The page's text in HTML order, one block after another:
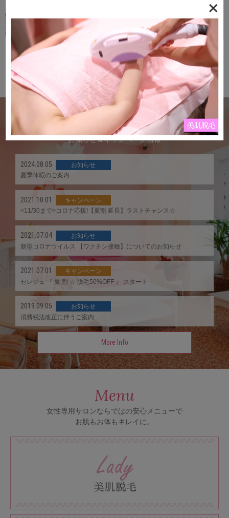
Follow on Instagram
Topics
お知らせ＆キャンペーン情報
2024.08.05
お知らせ
夏季休暇のご案内
2021.10.01
キャンペーン
<11/30まで>コロナ応援!【夏割 延長】ラストチャンス☆
2021.07.04
お知らせ
新型コロナウイルス 【ワクチン接種】についてのお知らせ
2021.07.01
キャンペーン
セレジェ 『 夏 割 ☆ 脱毛50%OFF 』 スタート
2019.09.05
お知らせ
消費税法改正に伴うご案内
More Info
Menu
女性専用サロンならではの安心メニューで
お肌もお体もキレイに。